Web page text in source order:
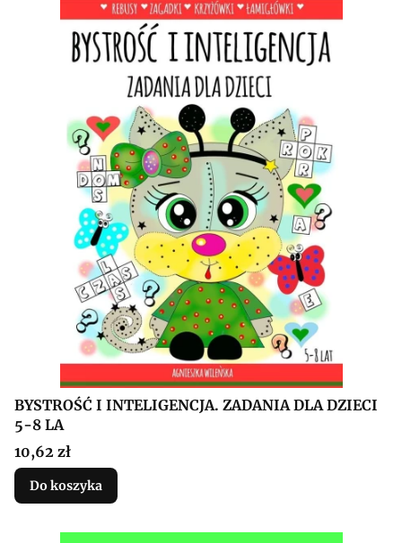
BYSTROŚĆ I INTELIGENCJA. ZADANIA DLA DZIECI
5-8 LA
Cena
10,62 zł
Do koszyka